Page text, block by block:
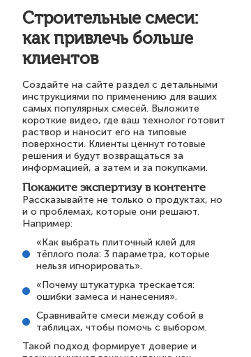
Строительные смеси:
как привлечь больше
клиентов
Создайте на сайте раздел с детальными
инструкциями по применению для ваших
самых популярных смесей. Выложите
короткие видео, где ваш технолог готовит
раствор и наносит его на типовые
поверхности. Клиенты ценнут готовые
решения и будут возвращаться за
информацией, а затем и за покупками.
Покажите экспертизу в контенте
Рассказывайте не только о продуктах, но
и о проблемах, которые они решают.
Например:
«Как выбрать плиточный клей для
тёплого пола: 3 параметра, которые
нельзя игнорировать».
«Почему штукатурка трескается:
ошибки замеса и нанесения».
Сравнивайте смеси между собой в
таблицах, чтобы помочь с выбором.
Такой подход формирует доверие и